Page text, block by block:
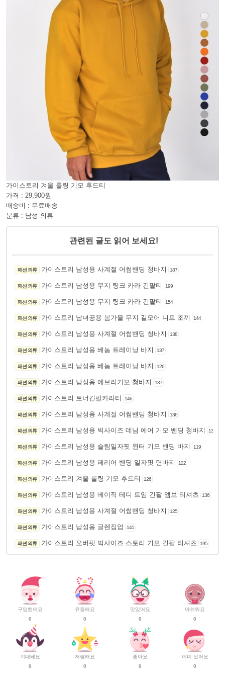
가이스토리 겨울 롤링 기모 후드티
가격 : 29,900원
배송비 : 무료배송
분류 : 남성 의류
관련된 글도 읽어 보세요!
패션 의류 가이스토리 남성용 사계절 어썸밴딩 청바지 187
패션 의류 가이스토리 남성용 무지 팅크 카라 긴팔티 199
패션 의류 가이스토리 남성용 무지 팅크 카라 긴팔티 154
패션 의류 가이스토리 남녀공용 봄가을 무지 길모어 니트 조끼 144
패션 의류 가이스토리 남성용 사계절 어썸밴딩 청바지 138
패션 의류 가이스토리 남성용 베놈 트레이닝 바지 137
패션 의류 가이스토리 남성용 베놈 트레이닝 바지 126
패션 의류 가이스토리 남성용 에브리기모 청바지 137
패션 의류 가이스토리 토너긴팔카라티 146
패션 의류 가이스토리 남성용 사계절 어썸밴딩 청바지 136
패션 의류 가이스토리 남성용 빅사이즈 데님 에어 기모 밴딩 청바지 139
패션 의류 가이스토리 남성용 슬림일자핏 윈터 기모 밴딩 바지 119
패션 의류 가이스토리 남성용 페리어 밴딩 일자핏 면바지 122
패션 의류 가이스토리 겨울 롤링 기모 후드티 126
패션 의류 가이스토리 남성용 베이직 테디 트임 긴팔 엠보 티셔츠 136
패션 의류 가이스토리 남성용 사계절 어썸밴딩 청바지 125
패션 의류 가이스토리 남성용 글렌집업 141
패션 의류 가이스토리 오버핏 빅사이즈 스토리 기모 긴팔 티셔츠 195
구입했어요
0
기대돼요
0
유용해요
0
저렴해요
0
맛있어요
0
좋아요
0
아쉬워요
0
이미 샀어요
0